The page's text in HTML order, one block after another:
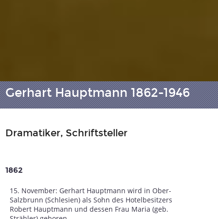
Gerhart Hauptmann 1862-1946
Dramatiker, Schriftsteller
1862
15. November: Gerhart Hauptmann wird in Ober-
Salzbrunn (Schlesien) als Sohn des Hotelbesitzers
Robert Hauptmann und dessen Frau Maria (geb.